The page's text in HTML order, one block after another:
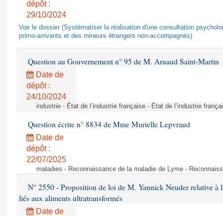
dépôt :
29/10/2024
Voir le dossier (Systématiser la réalisation d'une consultation
primo-arrivants et des mineurs étrangers non-accompagnés)
Question au Gouvernement n° 95 de M. Arnaud Saint-Martin
Date de
dépôt :
24/10/2024
industrie - État de l’industrie française - État de l’industrie
Question écrite n° 8834 de Mme Murielle Lepvraud
Date de
dépôt :
22/07/2025
maladies - Reconnaissance de la maladie de Lyme -
N° 2550 - Proposition de loi de M. Yannick Neuder relative à
liés aux aliments ultratransformés
Date de